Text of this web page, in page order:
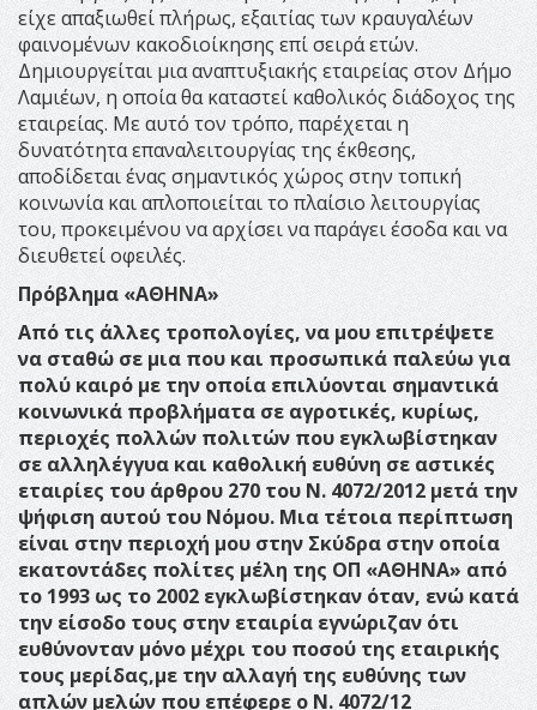
είχε απαξιωθεί πλήρως, εξαιτίας των κραυγαλέων
φαινομένων κακοδιοίκησης επί σειρά ετών.
Δημιουργείται μια αναπτυξιακής εταιρείας στον Δήμο
Λαμιέων, η οποία θα καταστεί καθολικός διάδοχος της
εταιρείας. Με αυτό τον τρόπο, παρέχεται η
δυνατότητα επαναλειτουργίας της έκθεσης,
αποδίδεται ένας σημαντικός χώρος στην τοπική
κοινωνία και απλοποιείται το πλαίσιο λειτουργίας
του, προκειμένου να αρχίσει να παράγει έσοδα και να
διευθετεί οφειλές.
Πρόβλημα «ΑΘΗΝΑ»
Από τις άλλες τροπολογίες, να μου επιτρέψετε
να σταθώ σε μια που και προσωπικά παλεύω για
πολύ καιρό με την οποία επιλύονται σημαντικά
κοινωνικά προβλήματα σε αγροτικές, κυρίως,
περιοχές πολλών πολιτών που εγκλωβίστηκαν
σε αλληλέγγυα και καθολική ευθύνη σε αστικές
εταιρίες του άρθρου 270 του Ν. 4072/2012 μετά την
ψήφιση αυτού του Νόμου. Μια τέτοια περίπτωση
είναι στην περιοχή μου στην Σκύδρα στην οποία
εκατοντάδες πολίτες μέλη της ΟΠ «ΑΘΗΝΑ» από
το 1993 ως το 2002 εγκλωβίστηκαν όταν, ενώ κατά
την είσοδο τους στην εταιρία εγνώριζαν ότι
ευθύνονταν μόνο μέχρι του ποσού της εταιρικής
τους μερίδας,με την αλλαγή της ευθύνης των
απλών μελών που επέφερε ο Ν. 4072/12